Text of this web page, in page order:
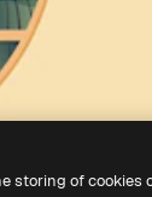
storing of cookies